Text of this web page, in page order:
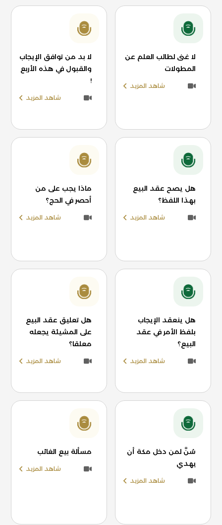
لا غنى لطالب العلم عن
المطولات
شاهد المزيد
لا بد من توافق الإيجاب
والقبول في هذه الأربع
!
شاهد المزيد
هل يصح عقد البيع
بهذا اللفظ؟
شاهد المزيد
ماذا يجب على من
أحصر في الحج؟
شاهد المزيد
هل ينعقد الإيجاب
بلفظ الأمر في عقد
البيع؟
شاهد المزيد
هل تعليق عقد البيع
على المشيئة يجعله
معلقا؟
شاهد المزيد
سُنَّ لمن دخل مكة أن
يهدي
شاهد المزيد
مسألة بيع الغائب
شاهد المزيد